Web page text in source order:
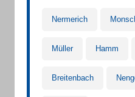
Nermerich
Müller Hamm
Breitenbach